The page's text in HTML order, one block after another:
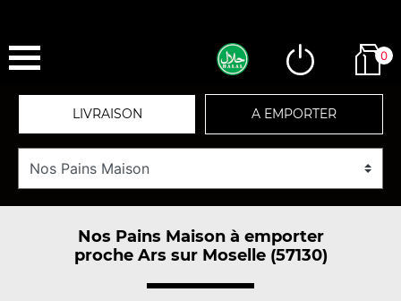
0
LIVRAISON A EMPORTER
Nos Pains Maison à emporter
proche Ars sur Moselle (57130)